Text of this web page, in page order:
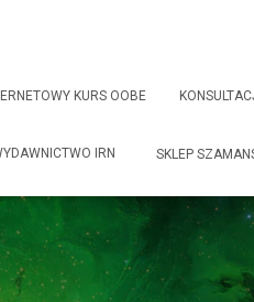
KURS OOBE
IRN SKLEP